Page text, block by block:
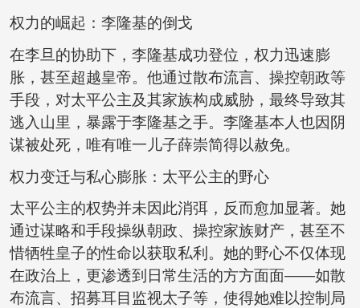
权力的崛起：李隆基的倒戈
在李旦的协助下，李隆基成功登位，权力迅速膨
胀，甚至超越皇帝。他通过散布流言、操控朝政等
手段，对太平公主及其家族构成威胁，最终导致其
逃入山里，暴露于李隆基之手。李隆基本人也因阴
谋被处死，唯有唯一儿子薛崇简得以赦免。
权力变迁与私心膨胀：太平公主的野心
太平公主的权势并未因此消弭，反而愈加显著。她
通过谋略和手段操纵朝政、操控家族财产，甚至不
惜牺牲皇子的性命以获取私利。她的野心不仅体现
在政治上，更渗透到日常生活的方方面面——如散
布流言、招募耳目监视太子等，使得她难以控制局